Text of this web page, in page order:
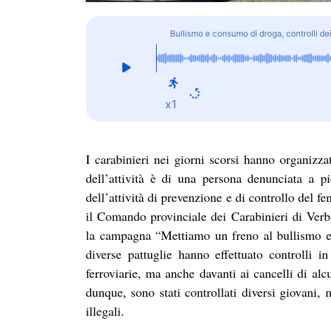
Bullismo e consumo di droga, controlli
x1
I carabinieri nei giorni scorsi hanno
dell’attività è di una persona denunciata a
dell’attività di prevenzione e di controllo del
il Comando provinciale dei Carabinieri di
la campagna “Mettiamo un freno al bullismo
diverse pattuglie hanno effettuato controlli
ferroviarie, ma anche davanti ai cancelli di
dunque, sono stati controllati diversi giovani,
illegali.